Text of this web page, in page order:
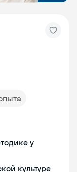
у
культуре